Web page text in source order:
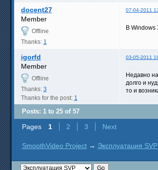
docent27 07-04-2011
Member
Offline
Thanks: 1
В Windows
igorfd 03-05-2011
Member
Offline
Thanks: 3
Thanks for the post: 1
Недавно
долго и
то и
Posts: 1 to 25 of 57
Pages 1 2 3 Next
SmoothVideo Project → Эксплуатация SVP